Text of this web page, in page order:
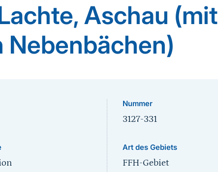
Aschau (mit
Nebenbächen)
Nummer
3127-331
Art des Gebiets
FFH-Gebiet